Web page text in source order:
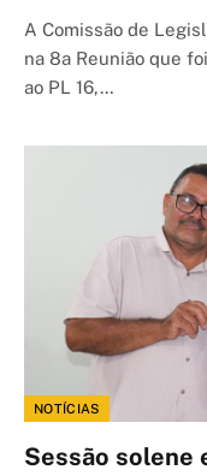
A Comissão de
na 8a Reunião que
ao PL 16,…
NOTÍCIAS
Sessão solene